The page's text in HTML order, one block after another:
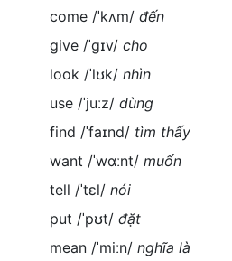
come /ˈkʌm/ đến
give /ˈgɪv/ cho
look /ˈlʊk/ nhìn
use /ˈjuːz/ dùng
find /ˈfaɪnd/ tìm thấy
want /ˈwɑːnt/ muốn
tell /ˈtɛl/ nói
put /ˈpʊt/ đặt
mean /ˈmiːn/ nghĩa là